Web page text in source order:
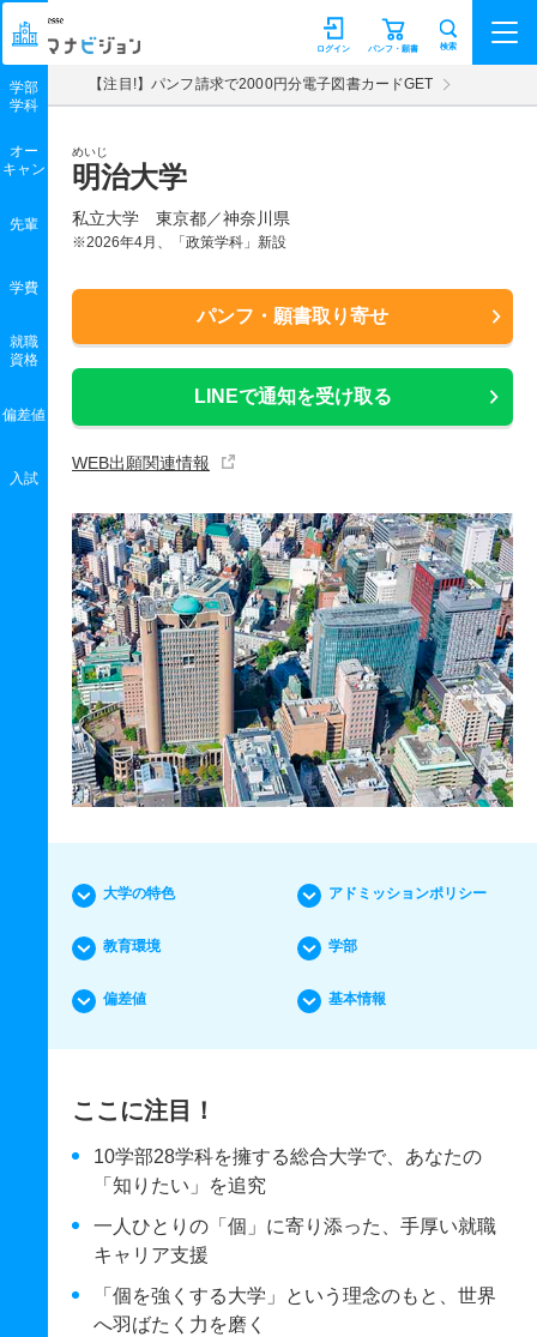
マナビジョン パンフ・願書
ログイン 検索
【注目!】パンフ請求で2000円分電子図書カードGET
めいじ
明治大学
私立大学 東京都／神奈川県
※2026年4月、「政策学科」新設
パンフ・願書取り寄せ
LINEで通知を受け取る
WEB出願関連情報
学部
学科
オー
キャン
先輩
学費
就職
資格
偏差値
入試
大学の特色 アドミッションポリシー
教育環境 学部
偏差値 基本情報
ここに注目！
10学部28学科を擁する総合大学で、あなたの
「知りたい」を追究
一人ひとりの「個」に寄り添った、手厚い就職
キャリア支援
「個を強くする大学」という理念のもと、世界
へ羽ばたく力を磨く